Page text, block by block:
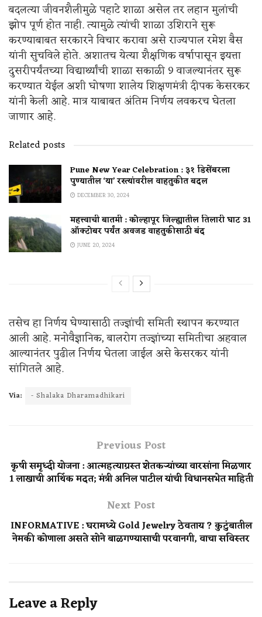
बदलत्या जीवनशैलीमुळे पहाटे शाळा असेल तर लहान मुलांची
झोप पूर्ण होत नाही. त्यामुळे त्यांची शाळा उशिराने सुरू
करण्याबाबत सरकारने विचार करावा असे राज्यपाल रमेश बैस
यांनी सुचविले होते. अशातच येत्या शैक्षणिक वर्षापासून इयत्ता
दुसरीपर्यंतच्या विद्यार्थ्यांची शाळा सकाळी 9 वाजल्यानंतर सुरू
करण्यात येईल अशी घोषणा शालेय शिक्षणमंत्री दीपक केसरकर
यांनी केली आहे. मात्र याबाबत अंतिम निर्णय लवकरच घेतला
जाणार आहे.
Related posts
Pune New Year Celebration : ३१ डिसेंबरला
पुण्यातील ‘या’ रस्त्यांवरील वाहतुकीत बदल
DECEMBER 30, 2024
महत्त्वाची बातमी : कोल्हापूर जिल्ह्यातील तिलारी घाट 31
ऑक्टोबर पर्यंत अवजड वाहतुकीसाठी बंद
JUNE 20, 2024
तसेच हा निर्णय घेण्यासाठी तज्ज्ञांची समिती स्थापन करण्यात
आली आहे. मनोवैज्ञानिक, बालरोग तज्ज्ञांच्या समितीचा अहवाल
आल्यानंतर पुढील निर्णय घेतला जाईल असे केसरकर यांनी
सांगितले आहे.
Via: - Shalaka Dharamadhikari
Previous Post
कृषी समृध्दी योजना : आत्महत्याग्रस्त शेतकऱ्यांच्या वारसांना मिळणार
1 लाखाची आर्थिक मदत; मंत्री अनिल पाटील यांची विधानसभेत माहिती
Next Post
INFORMATIVE : घरामध्ये Gold Jewelry ठेवताय ? कुटुंबातील
नेमकी कोणाला असते सोने बाळगण्यासाची परवानगी, वाचा सविस्तर
Leave a Reply